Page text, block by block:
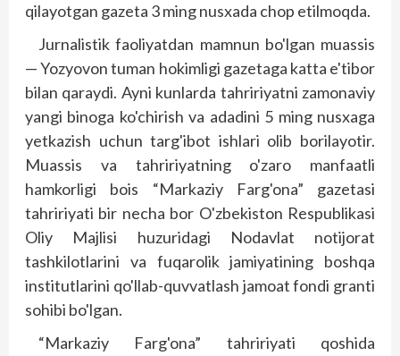
qilayotgan gazeta 3 ming nusxada chop etilmoqda.
Jurnalistik faoliyatdan mamnun bo'lgan muassis
— Yozyovon tuman hokimligi gazetaga katta e'tibor
bilan qaraydi. Ayni kunlarda tahririyatni zamonaviy
yangi binoga ko'chirish va adadini 5 ming nusxaga
yetkazish uchun targ'ibot ishlari olib borilayotir.
Muassis va tahririyatning o'zaro manfaatli
hamkorligi bois “Markaziy Farg'ona” gazetasi
tahririyati bir necha bor O'zbekiston Res­publikasi
Oliy Majlisi huzuridagi Nodavlat notijorat
tashkilotlarini va fuqarolik jamiyatining boshqa
institutlarini qo'llab-quvvatlash jamoat fondi granti
sohibi bo'lgan.
“Markaziy Farg'ona” tahririyati qoshida